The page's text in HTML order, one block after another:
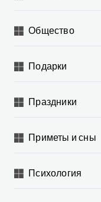
Общество
Подарки
Праздники
Приметы и сны
Психология